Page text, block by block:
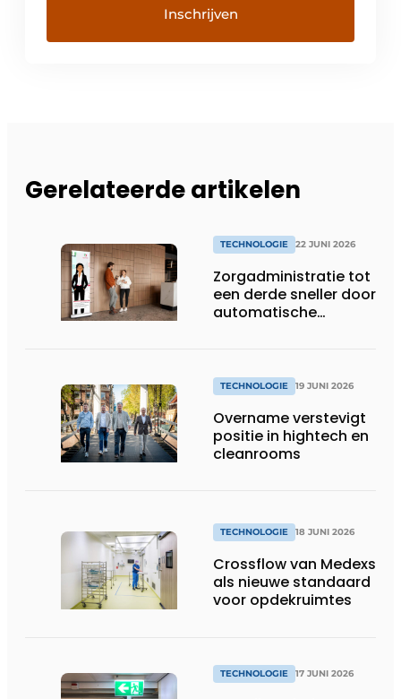
Gerelateerde artikelen
TECHNOLOGIE 22 JUNI 2026
Zorgadministratie tot
een derde sneller door
automatische
TECHNOLOGIE 19 JUNI 2026
Overname verstevigt
positie in hightech en
cleanrooms
TECHNOLOGIE 18 JUNI 2026
Crossflow van Medexs
als nieuwe standaard
voor opdekruimtes
TECHNOLOGIE 17 JUNI 2026